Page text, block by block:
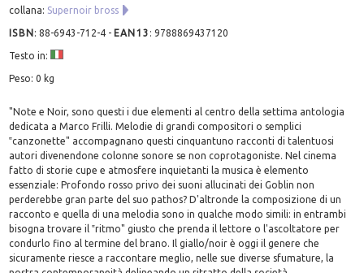
collana: Supernoir bross
ISBN:88-6943-712-4 - EAN13 :9788869437120
Testo in:
Peso: 0 kg
"Note e Noir, sono questi i due elementi al centro della settima antologia
dedicata a Marco Frilli. Melodie di grandi compositori o semplici
‟canzonette" accompagnano questi cinquantuno racconti di talentuosi
autori divenendone colonne sonore se non coprotagoniste. Nel cinema
fatto di storie cupe e atmosfere inquietanti la musica è elemento
essenziale: Profondo rosso privo dei suoni allucinati dei Goblin non
perderebbe gran parte del suo pathos? D'altronde la composizione di un
racconto e quella di una melodia sono in qualche modo simili: in entrambi
bisogna trovare il ‟ritmo" giusto che prenda il lettore o l'ascoltatore per
condurlo fino al termine del brano. Il giallo/noir è oggi il genere che
sicuramente riesce a raccontare meglio, nelle sue diverse sfumature, la